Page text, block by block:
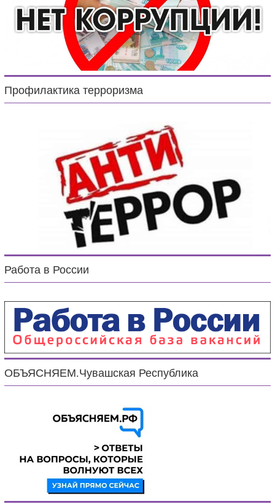
Профилактика терроризма
Работа в России
ОБЪЯСНЯЕМ.Чувашская Республика